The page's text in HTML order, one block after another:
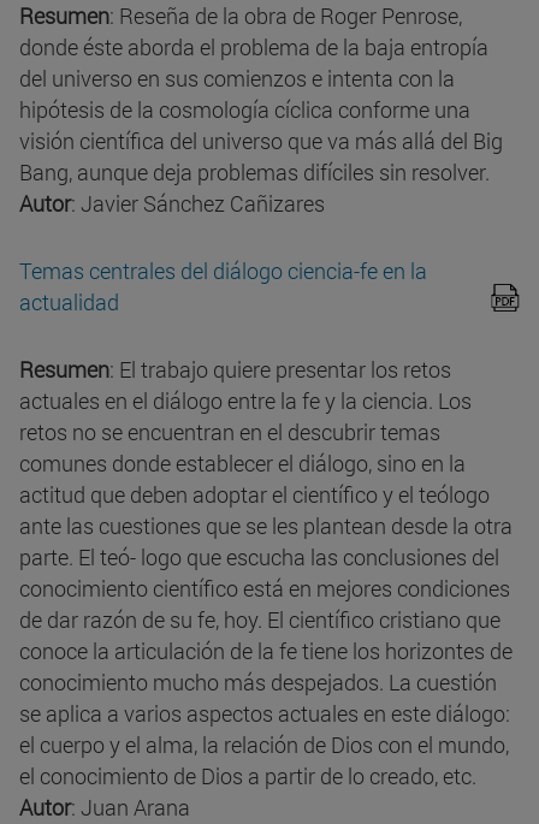
Resumen: Reseña de la obra de Roger Penrose,
donde éste aborda el problema de la baja entropía
del universo en sus comienzos e intenta con la
hipótesis de la cosmología cíclica conforme una
visión científica del universo que va más allá del Big
Bang, aunque deja problemas difíciles sin resolver.
Autor: Javier Sánchez Cañizares
Temas centrales del diálogo ciencia-fe en la
actualidad
Resumen: El trabajo quiere presentar los retos
actuales en el diálogo entre la fe y la ciencia. Los
retos no se encuentran en el descubrir temas
comunes donde establecer el diálogo, sino en la
actitud que deben adoptar el científico y el teólogo
ante las cuestiones que se les plantean desde la otra
parte. El teó- logo que escucha las conclusiones del
conocimiento científico está en mejores condiciones
de dar razón de su fe, hoy. El científico cristiano que
conoce la articulación de la fe tiene los horizontes de
conocimiento mucho más despejados. La cuestión
se aplica a varios aspectos actuales en este diálogo:
el cuerpo y el alma, la relación de Dios con el mundo,
el conocimiento de Dios a partir de lo creado, etc.
Autor: Juan Arana